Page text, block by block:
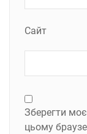
Сайт
Зберегти
цьому